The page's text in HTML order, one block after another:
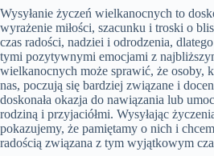
Wysyłanie życzeń wielkanocnych to
wyrażenie miłości, szacunku i troski o
czas radości, nadziei i odrodzenia,
tymi pozytywnymi emocjami z
wielkanocnych może sprawić, że osoby,
nas, poczują się bardziej związane i
doskonała okazja do nawiązania lub
rodziną i przyjaciółmi. Wysyłając
pokazujemy, że pamiętamy o nich i
radością związana z tym wyjątkowym